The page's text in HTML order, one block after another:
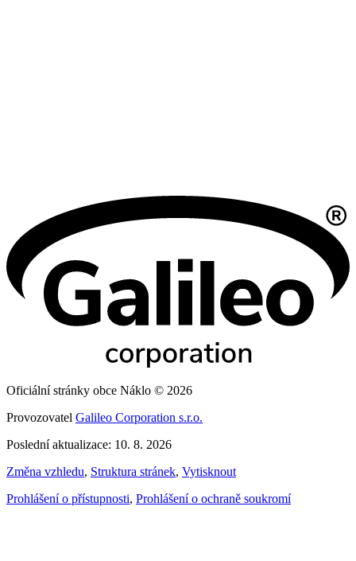
Oficiální stránky obce Náklo © 2026
Provozovatel Galileo Corporation s.r.o.
Poslední aktualizace: 10. 8. 2026
Změna vzhledu, Struktura stránek, Vytisknout
Prohlášení o přístupnosti, Prohlášení o ochraně soukromí